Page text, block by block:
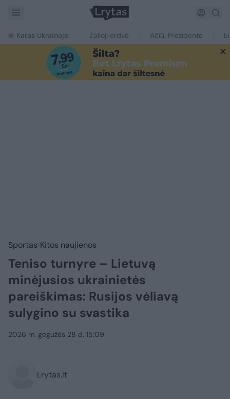
Karas Ukrainoje Žalioji erdvė Ačiū, Prezidente
Sportas Kitos naujienos
Teniso turnyre – Lietuvą
minėjusios ukrainietės
pareiškimas: Rusijos vėliavą
sulygino su svastika
2026 m. gegužės 28 d. 15:09
Lrytas.lt